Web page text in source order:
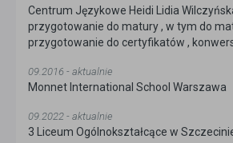
Centrum Językowe Heidi Lidia
przygotowanie do matury , w tym do
przygotowanie do certyfikatów ,
09.2016 - aktualnie
Monnet International School Warszawa
09.2022 - aktualnie
3 Liceum Ogólnokształcące w